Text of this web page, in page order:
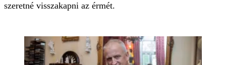
szeretné visszakapni az érmét.